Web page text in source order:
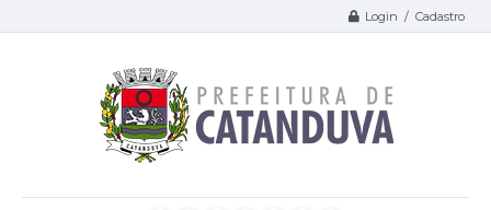
Login / Cadastro